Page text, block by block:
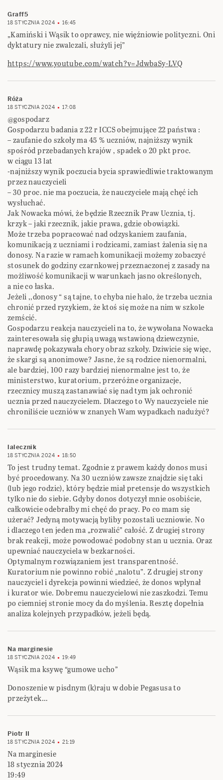
Graff5
18 STYCZNIA 2024 16:45
„Kamiński i Wąsik to oprawcy, nie więźniowie polityczni. Oni
dyktatury nie zwalczali, służyli jej”
https://www.youtube.com/watch?v=JdwbaSy-LVQ
Róża
18 STYCZNIA 2024 17:08
@gospodarz
Gospodarzu badania z 22 r ICCS obejmujące 22 państwa :
– zaufanie do szkoły ma 45 % uczniów, najniższy wynik
spośród przebadanych krajów , spadek o 20 pkt proc.
w ciągu 13 lat
-najniższy wynik poczucia bycia sprawiedliwie traktowanym
przez nauczycieli
– 30 proc. nie ma poczucia, że nauczyciele mają chęć ich
wysłuchać.
Jak Nowacka mówi, że będzie Rzecznik Praw Ucznia, tj.
krzyk – jaki rzecznik, jakie prawa, gdzie obowiązki.
Może trzeba popracować nad odzyskaniem zaufania,
komunikacją z uczniami i rodzicami, zamiast żalenia się na
donosy. Na razie w ramach komunikacji możemy zobaczyć
stosunek do godziny czarnkowej przeznaczonej z zasady na
możliwość komunikacji w warunkach jasno określonych,
a nie co łaska.
Jeżeli ,,donosy “ są tajne, to chyba nie halo, że trzeba ucznia
chronić przed ryzykiem, że ktoś się może na nim w szkole
zemścić.
Gospodarzu reakcja nauczycieli na to, że wywołana Nowacka
zainteresowała się głupią uwagą wstawioną dziewczynie,
naprawdę pokazywała chory obraz szkoły. Dziwicie się więc,
że skargi są anonimowe? Jasne, że są rodzice nienormalni,
ale bardziej, 100 razy bardziej nienormalne jest to, że
ministerstwo, kuratorium, przeróżne organizacje,
rzecznicy muszą zastanawiać się nad tym jak ochronić
ucznia przed nauczycielem. Dlaczego to Wy nauczyciele nie
chroniliście uczniów w znanych Wam wypadkach nadużyć?
lalecznik
18 STYCZNIA 2024 18:50
To jest trudny temat. Zgodnie z prawem każdy donos musi
być procedowany. Na 30 uczniów zawsze znajdzie się taki
(lub jego rodzic), który będzie miał pretensje do wszystkich
tylko nie do siebie. Gdyby donos dotyczył mnie osobiście,
całkowicie odebrałby mi chęć do pracy. Po co mam się
użerać? Jedyną motywacją byliby pozostali uczniowie. No
i dlaczego ten jeden ma „rozwalić” całość. Z drugiej strony
brak reakcji, może powodować podobny stan u ucznia. Oraz
upewniać nauczyciela w bezkarności.
Optymalnym rozwiązaniem jest transparentność.
Kuratorium nie powinno robić „nalotu”. Z drugiej strony
nauczyciel i dyrekcja powinni wiedzieć, że donos wpłynał
i kurator wie. Dobremu nauczycielowi nie zaszkodzi. Temu
po ciemniej stronie mocy da do myślenia. Resztę dopełnia
analiza kolejnych przypadków, jeżeli będą.
Na marginesie
18 STYCZNIA 2024 19:49
Wąsik ma ksywę “gumowe ucho”
Donoszenie w pisdnym (k)raju w dobie Pegasusa to
przeżytek…
Piotr II
18 STYCZNIA 2024 21:19
Na marginesie
18 stycznia 2024
19:49